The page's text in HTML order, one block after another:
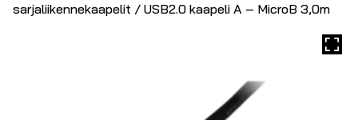
sarjaliikennekaapelit / USB2.0 kaapeli A – MicroB 3,0m